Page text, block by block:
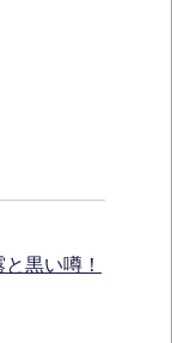
黒い噂！